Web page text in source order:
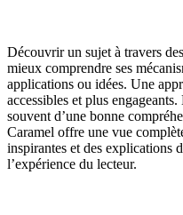
Découvrir un sujet à travers
mieux comprendre ses
applications ou idées. Une
accessibles et plus
souvent d’une bonne
Caramel offre une vue
inspirantes et des explications
l’expérience du lecteur.